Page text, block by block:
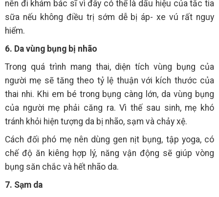
nên đi khám bác sĩ vì đây có thể là dấu hiệu của tắc tia
sữa nếu không điều trị sớm dễ bị áp- xe vú rất nguy
hiểm.
6. Da vùng bụng bị nhão
Trong quá trình mang thai, diện tích vùng bụng của
người mẹ sẽ tăng theo tỷ lệ thuận với kích thước của
thai nhi. Khi em bé trong bụng càng lớn, da vùng bụng
của người mẹ phải căng ra. Vì thế sau sinh, mẹ khó
tránh khỏi hiện tượng da bị nhão, sạm và chảy xệ.
Cách đối phó mẹ nên dùng gen nịt bụng, tập yoga, có
chế độ ăn kiêng hợp lý, năng vận động sẽ giúp vòng
bụng săn chắc và hết nhão da.
7. Sạm da